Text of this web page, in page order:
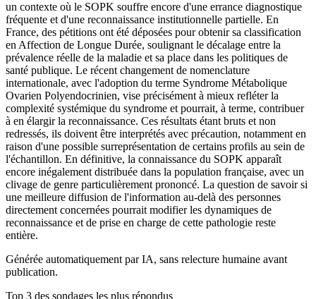
un contexte où le SOPK souffre encore d'une errance diagnostique
fréquente et d'une reconnaissance institutionnelle partielle. En
France, des pétitions ont été déposées pour obtenir sa classification
en Affection de Longue Durée, soulignant le décalage entre la
prévalence réelle de la maladie et sa place dans les politiques de
santé publique. Le récent changement de nomenclature
internationale, avec l'adoption du terme Syndrome Métabolique
Ovarien Polyendocrinien, vise précisément à mieux refléter la
complexité systémique du syndrome et pourrait, à terme, contribuer
à en élargir la reconnaissance. Ces résultats étant bruts et non
redressés, ils doivent être interprétés avec précaution, notamment en
raison d'une possible surreprésentation de certains profils au sein de
l'échantillon. En définitive, la connaissance du SOPK apparaît
encore inégalement distribuée dans la population française, avec un
clivage de genre particulièrement prononcé. La question de savoir si
une meilleure diffusion de l'information au-delà des personnes
directement concernées pourrait modifier les dynamiques de
reconnaissance et de prise en charge de cette pathologie reste
entière.
Générée automatiquement par IA, sans relecture humaine avant
publication.
Top 3 des sondages les plus répondus